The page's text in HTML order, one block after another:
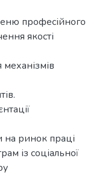
професійного
якості
на ринок праці
із соціальної